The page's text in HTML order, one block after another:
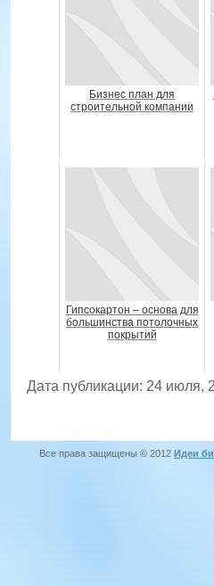
Бизнес план для
строительной компании
Гипсокартон – основа для
большинства потолочных
покрытий
Дата публикации: 24 июля,
Все права защищены © 2012 Идеи